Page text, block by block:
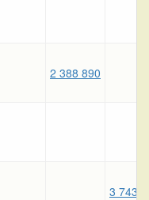
2 388 890
3 743